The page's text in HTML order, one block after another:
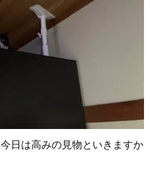
今日は高みの見物といきますか